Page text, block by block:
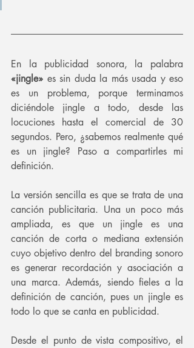
«jingle» es sin duda la más usada y eso
es un problema, porque terminamos
diciéndole jingle a todo, desde las
locuciones hasta el comercial de 30
segundos. Pero, ¿sabemos realmente qué
es un jingle? Paso a compartirles mi
definición.
La versión sencilla es que se trata de una
canción publicitaria. Una un poco más
ampliada, es que un jingle es una
canción de corta o mediana extensión
cuyo objetivo dentro del branding sonoro
es generar recordación y asociación a
una marca. Además, siendo fieles a la
definición de canción, pues un jingle es
todo lo que se canta en publicidad.
Desde el punto de vista compositivo, el